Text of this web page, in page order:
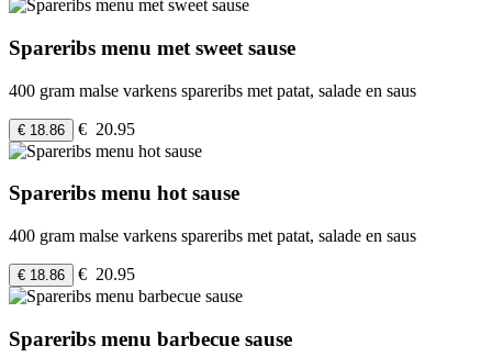
Spareribs menu met sweet sause
400 gram malse varkens spareribs met patat, salade en saus
€ 18.86 € 20.95
Spareribs menu hot sause
400 gram malse varkens spareribs met patat, salade en saus
€ 18.86 € 20.95
Spareribs menu barbecue sause